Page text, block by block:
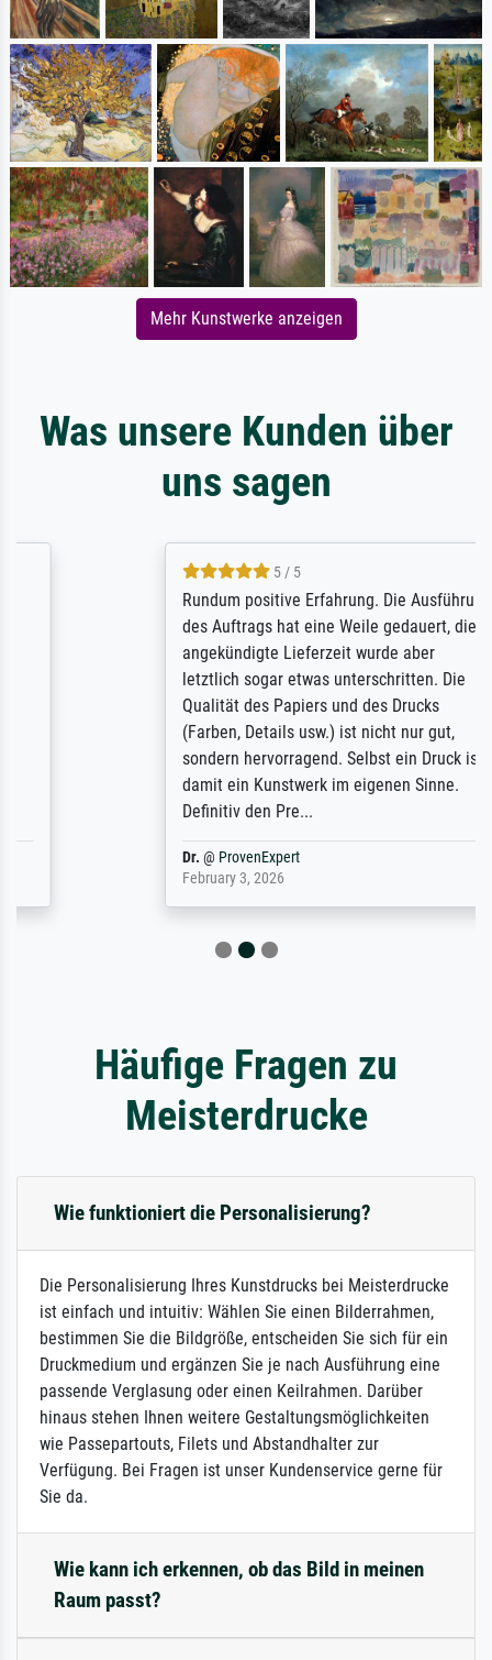
Mehr Kunstwerke anzeigen
Was unsere Kunden über
uns sagen
5 / 5
Rundum positive Erfahrung. Die Ausführung
des Auftrags hat eine Weile gedauert, die
angekündigte Lieferzeit wurde aber
letztlich sogar etwas unterschritten. Die
Qualität des Papiers und des Drucks
(Farben, Details usw.) ist nicht nur gut,
sondern hervorragend. Selbst ein Druck ist
damit ein Kunstwerk im eigenen Sinne.
Definitiv den Pre...
ProvenExpert
February 3, 2026
Häufige Fragen zu
Meisterdrucke
Wie funktioniert die Personalisierung?
Die Personalisierung Ihres Kunstdrucks bei Meisterdrucke
ist einfach und intuitiv: Wählen Sie einen Bilderrahmen,
bestimmen Sie die Bildgröße, entscheiden Sie sich für ein
Druckmedium und ergänzen Sie je nach Ausführung eine
passende Verglasung oder einen Keilrahmen. Darüber
hinaus stehen Ihnen weitere Gestaltungsmöglichkeiten
wie Passepartouts, Filets und Abstandhalter zur
Verfügung. Bei Fragen ist unser Kundenservice gerne für
Sie da.
Wie kann ich erkennen, ob das Bild in meinen
Raum passt?